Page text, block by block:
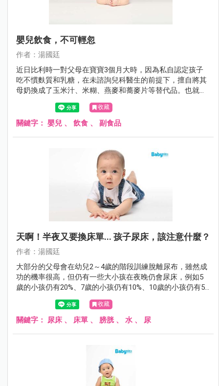
嬰兒飲食，不可輕忽
作者：湯國廷
近日比利時一對父母在寶寶3個月大時，因為私自認定孩子
吃不慣麩質和乳糖，在未諮詢兒科醫生的前提下，擅自將其
母奶換成了玉米汁、米糊、燕麥和蕎麥片等替代品。也就是
用植物奶代替母乳對其進行餵養，不料4個月後，寶寶因營
養不良和嚴重脫水而死亡。收藏
關鍵字： 嬰兒 、 飲食 、 副食品
天啊！半夜又要換床單... 孩子尿床，該注意什麼？
作者：湯國廷
大部分的父母會在幼兒2～4歲的階段訓練脫離尿布，雖然成
功的機率很高，但仍有一些大小孩在夜晚仍會尿床，例如5
歲的小孩仍有20%、7歲的小孩仍有10%、10歲的小孩仍有5%
會尿床。尿床雖然稱不上什麼嚴重的醫療問題，但對父母或
小孩而言，尿床這件事，有時卻是沉重的打擊。
收藏
關鍵字： 尿床 、 床單 、 膀胱、 水 、 尿